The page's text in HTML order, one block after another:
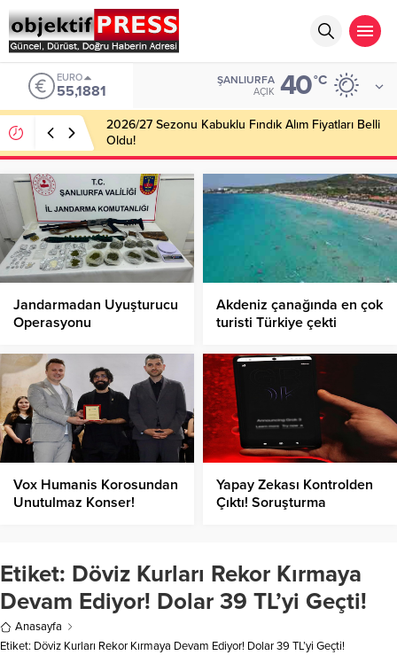
EURO
55,1881
ŞANLIURFA
AÇIK 40°C
2026/27 Sezonu Kabuklu Fındık Alım Fiyatları Belli
Oldu!
Jandarmadan Uyuşturucu
Operasyonu
Akdeniz çanağında en çok
turisti Türkiye çekti
Vox Humanis Korosundan
Unutulmaz Konser!
Yapay Zekası Kontrolden
Çıktı! Soruşturma
Etiket: Döviz Kurları Rekor Kırmaya
Devam Ediyor! Dolar 39 TL’yi Geçti!
Anasayfa
Etiket: Döviz Kurları Rekor Kırmaya Devam Ediyor! Dolar 39 TL’yi Geçti!